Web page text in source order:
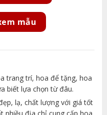
mẫu
trang trí, hoa để tặng, hoa
biết lựa chọn từ đâu.
lạ, chất lượng với giá tốt